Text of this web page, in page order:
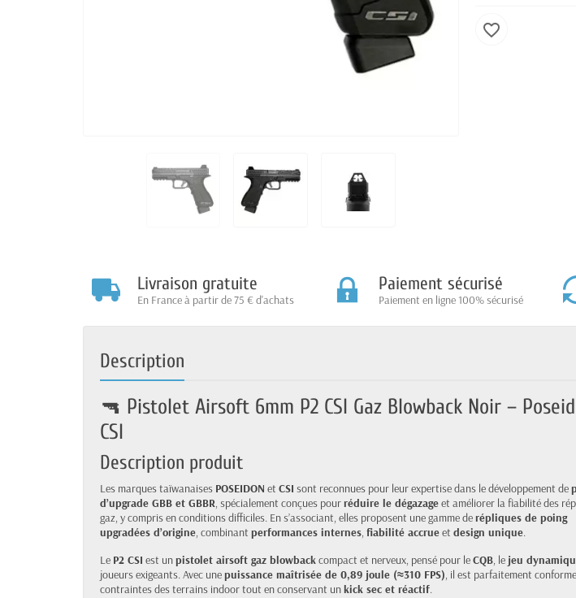
favorite_border
Livraison gratuite
En France à partir de 75 € d'achats
Paiement sécurisé
Paiement en ligne 100% sécurisé
Description
🔫 Pistolet Airsoft 6mm P2 CSI Gaz Blowback Noir –
CSI
Description produit
Les marques taïwanaises POSEIDON et CSI sont reconnues pour leur expertise dans le développement de
d’upgrade GBB et GBBR, spécialement conçues pourréduire le dégazageet améliorer la fiabilité des
gaz, y compris en conditions difficiles. En s’associant, elles proposent une gamme derépliques de poing
upgradées d’origine, combinant performances internes, fiabilité accrueet design unique.
Le P2 CSI est unpistolet airsoft gaz blowbackcompact et nerveux, pensé pour leCQB, le jeu
joueurs exigeants. Avec unepuissance maîtrisée de 0,89 joule (≈310 FPS), il est parfaitement
contraintes des terrains indoor tout en conservant unkick sec et réactif.